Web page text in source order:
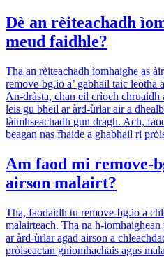
Dè an rèiteachadh
meud faidhle?
Tha an rèiteachadh ìomhaighe as
remove-bg.io a’ gabhail taic leotha
An-dràsta, chan eil crìoch chruaidh
leis gu bheil ar àrd-ùrlar air a
làimhseachadh gun dragh. Ach,
beagan nas fhaide a ghabhail ri
Am faod mi remove-
airson malairt?
Tha, faodaidh tu remove-bg.io a
malairteach. Tha na h-
ar àrd-ùrlar agad airson a
pròiseactan gnìomhachais agus